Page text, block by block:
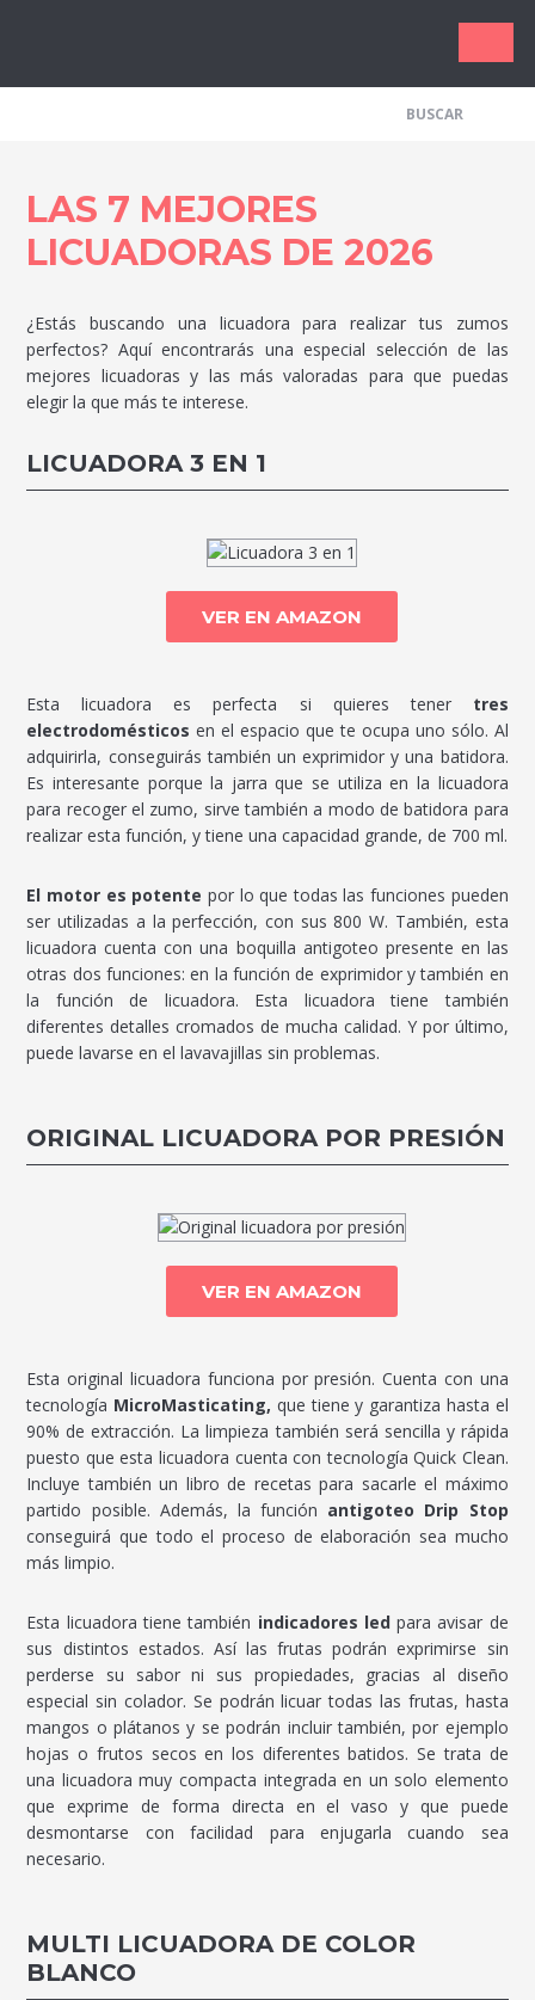
Los
LAS 7 MEJORES
LICUADORAS DE 2026
¿Estás buscando una licuadora para realizar tus zumos
perfectos? Aquí encontrarás una especial selección de las
mejores licuadoras y las más valoradas para que puedas
elegir la que más te interese.
LICUADORA 3 EN 1
VER EN AMAZON
Esta licuadora es perfecta si quieres tener tres
electrodomésticos en el espacio que te ocupa uno sólo. Al
adquirirla, conseguirás también un exprimidor y una batidora.
Es interesante porque la jarra que se utiliza en la licuadora
para recoger el zumo, sirve también a modo de batidora para
realizar esta función, y tiene una capacidad grande, de 700 ml.
El motor es potente por lo que todas las funciones pueden
ser utilizadas a la perfección, con sus 800 W. También, esta
licuadora cuenta con una boquilla antigoteo presente en las
otras dos funciones: en la función de exprimidor y también en
la función de licuadora. Esta licuadora tiene también
diferentes detalles cromados de mucha calidad. Y por último,
puede lavarse en el lavavajillas sin problemas.
ORIGINAL LICUADORA POR PRESIÓN
VER EN AMAZON
Esta original licuadora funciona por presión. Cuenta con una
tecnología MicroMasticating, que tiene y garantiza hasta el
90% de extracción. La limpieza también será sencilla y rápida
puesto que esta licuadora cuenta con tecnología Quick Clean.
Incluye también un libro de recetas para sacarle el máximo
partido posible. Además, la función antigoteo Drip Stop
conseguirá que todo el proceso de elaboración sea mucho
más limpio.
Esta licuadora tiene también indicadores ledpara avisar de
sus distintos estados. Así las frutas podrán exprimirse sin
perderse su sabor ni sus propiedades, gracias al diseño
especial sin colador. Se podrán licuar todas las frutas, hasta
mangos o plátanos y se podrán incluir también, por ejemplo
hojas o frutos secos en los diferentes batidos. Se trata de
una licuadora muy compacta integrada en un solo elemento
que exprime de forma directa en el vaso y que puede
desmontarse con facilidad para enjugarla cuando sea
necesario.
MULTI LICUADORA DE COLOR
BLANCO